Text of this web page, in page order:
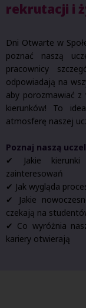
rekrutacji i
Dni Otwarte w
poznać naszą
pracownicy
odpowiadają na
aby porozmawiać z
kierunków! To
atmosferę naszej
Poznaj naszą
✔ Jakie
zainteresowań
✔ Jak wygląda
✔ Jakie
czekają na
✔ Co wyróżnia
kariery otwierają